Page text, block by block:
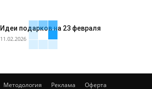
Идеи подарков на 23 февраля
11.02.2026
Методология Реклама Оферта